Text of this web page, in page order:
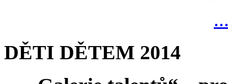
DĚTI DĚTEM 2014